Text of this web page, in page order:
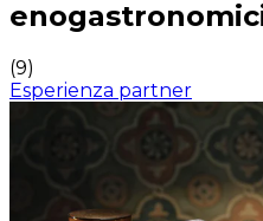
(9)
Esperienza partner